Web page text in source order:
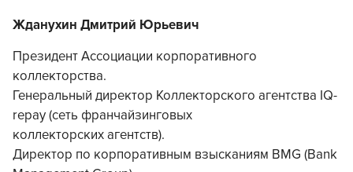
Жданухин Дмитрий Юрьевич
Президент Ассоциации корпоративного
коллекторства.
Генеральный директор Коллекторского агентства IQ-
repay (сеть франчайзинговых
коллекторских агентств).
Директор по корпоративным взысканиям BMG (Bank